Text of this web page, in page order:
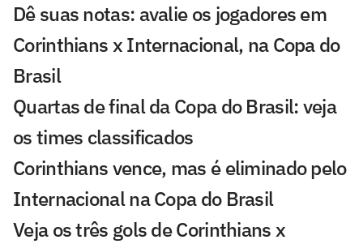
Dê suas notas: avalie os jogadores em
Corinthians x Internacional, na Copa do
Brasil
Quartas de final da Copa do Brasil: veja
os times classificados
Corinthians vence, mas é eliminado pelo
Internacional na Copa do Brasil
Veja os três gols de Corinthians x